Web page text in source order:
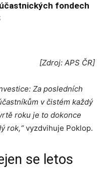
fondech
[Zdroj: APS ČR]
Za posledních
v čistém každý
roku je to dokonce
rok,“vyzdvihuje Poklop.
se letos